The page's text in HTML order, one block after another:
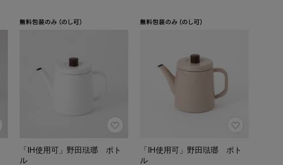
「IH使用可」野田琺瑯 ポト
ル
「IH使用可」野田琺瑯 ポト
ル